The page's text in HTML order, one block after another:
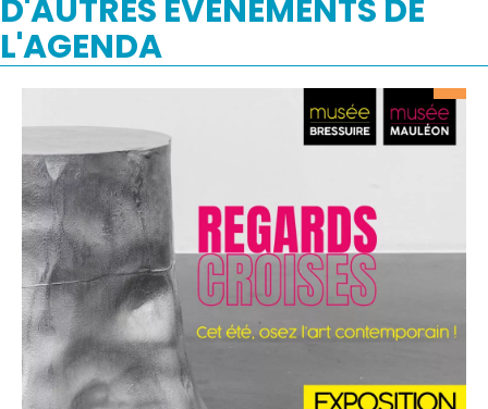
D'AUTRES ÉVÉNEMENTS DE
L'AGENDA